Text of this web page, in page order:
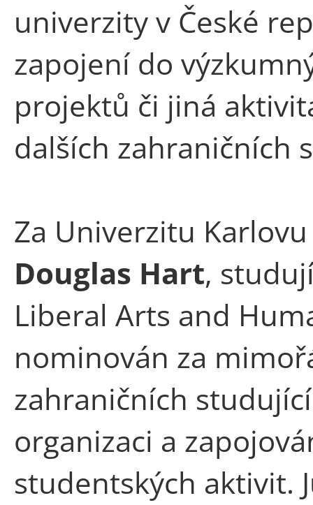
univerzity v České
zapojení do
projektů či jiná
dalších zahraničních
Za Univerzitu
Douglas Hart,
Liberal Arts and
nominován za
zahraničních
organizaci a
studentských aktivit.